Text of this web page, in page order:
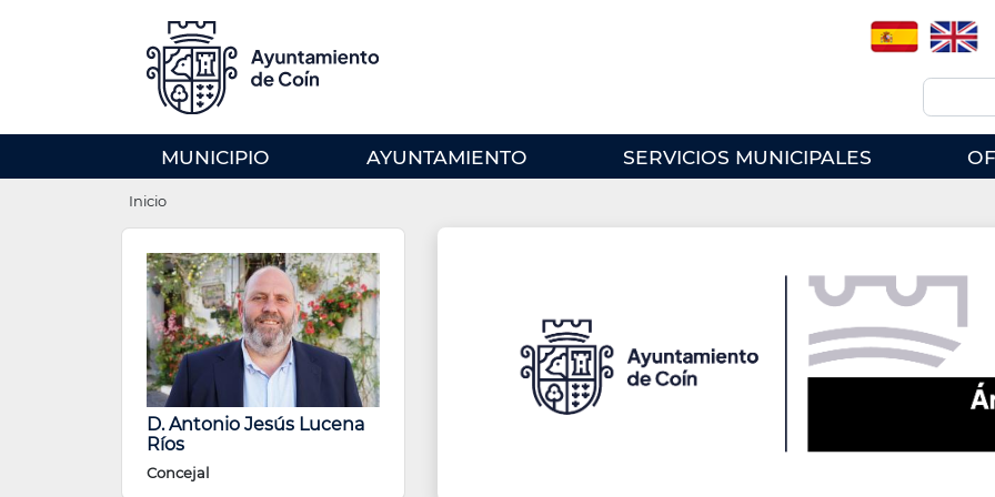
Spanish English
Buscar
MUNICIPIO AYUNTAMIENTO SERVICIOS MUNICIPALES
Ruta
de
navegación
Inicio
D. Antonio Jesús Lucena
Ríos
Concejal